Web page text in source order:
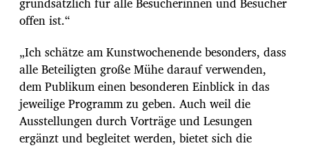
offen ist.“
„Ich schätze am Kunstwochenende besonders, dass
alle Beteiligten große Mühe darauf verwenden,
dem Publikum einen besonderen Einblick in das
jeweilige Programm zu geben. Auch weil die
Ausstellungen durch Vorträge und Lesungen
ergänzt und begleitet werden, bietet sich die